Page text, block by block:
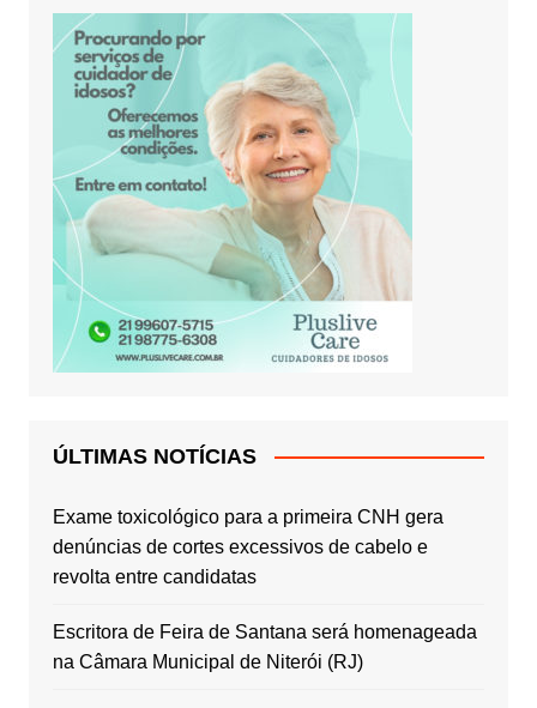
ÚLTIMAS NOTÍCIAS
Exame toxicológico para a primeira CNH gera
denúncias de cortes excessivos de cabelo e
revolta entre candidatas
Escritora de Feira de Santana será homenageada
na Câmara Municipal de Niterói (RJ)